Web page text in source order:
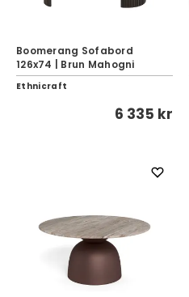
Boomerang Sofabord
126x74 | Brun Mahogni
Ethnicraft
6 335 kr